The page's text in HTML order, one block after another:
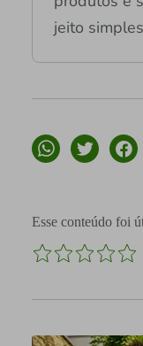
jeito
Esse conteúdo foi